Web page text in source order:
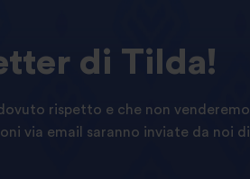
di Tilda!
rispetto e che non venderemo
via email saranno inviate da noi di